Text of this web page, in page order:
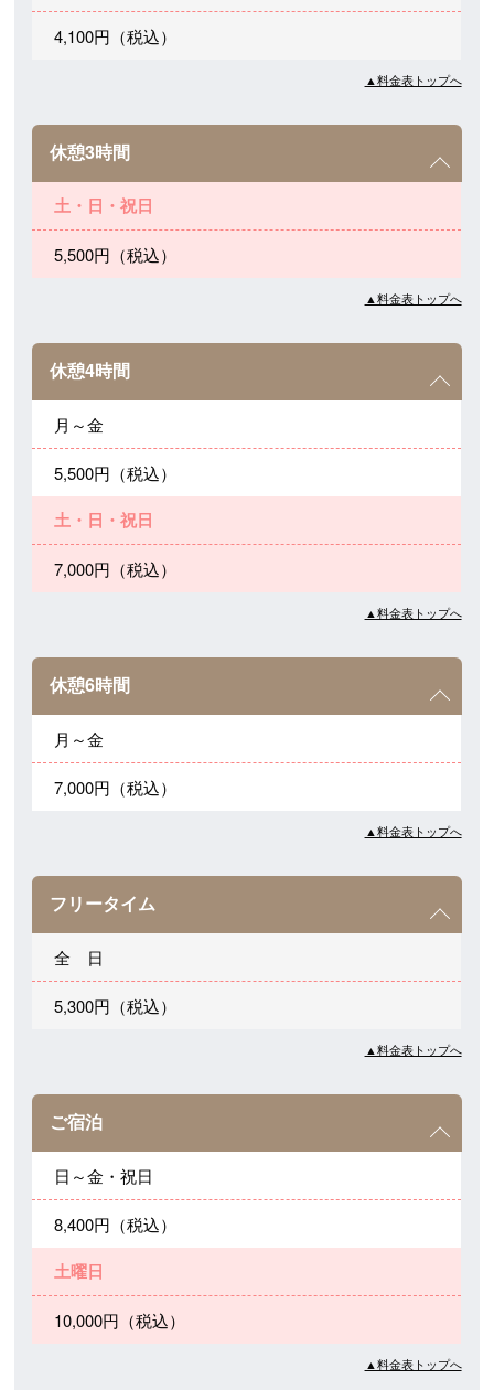
4,100円（税込）
▲料金表トップへ
休憩3時間
土・日・祝日
5,500円（税込）
▲料金表トップへ
休憩4時間
月～金
5,500円（税込）
土・日・祝日
7,000円（税込）
▲料金表トップへ
休憩6時間
月～金
7,000円（税込）
▲料金表トップへ
フリータイム
全 日
5,300円（税込）
▲料金表トップへ
ご宿泊
日～金・祝日
8,400円（税込）
土曜日
10,000円（税込）
▲料金表トップへ